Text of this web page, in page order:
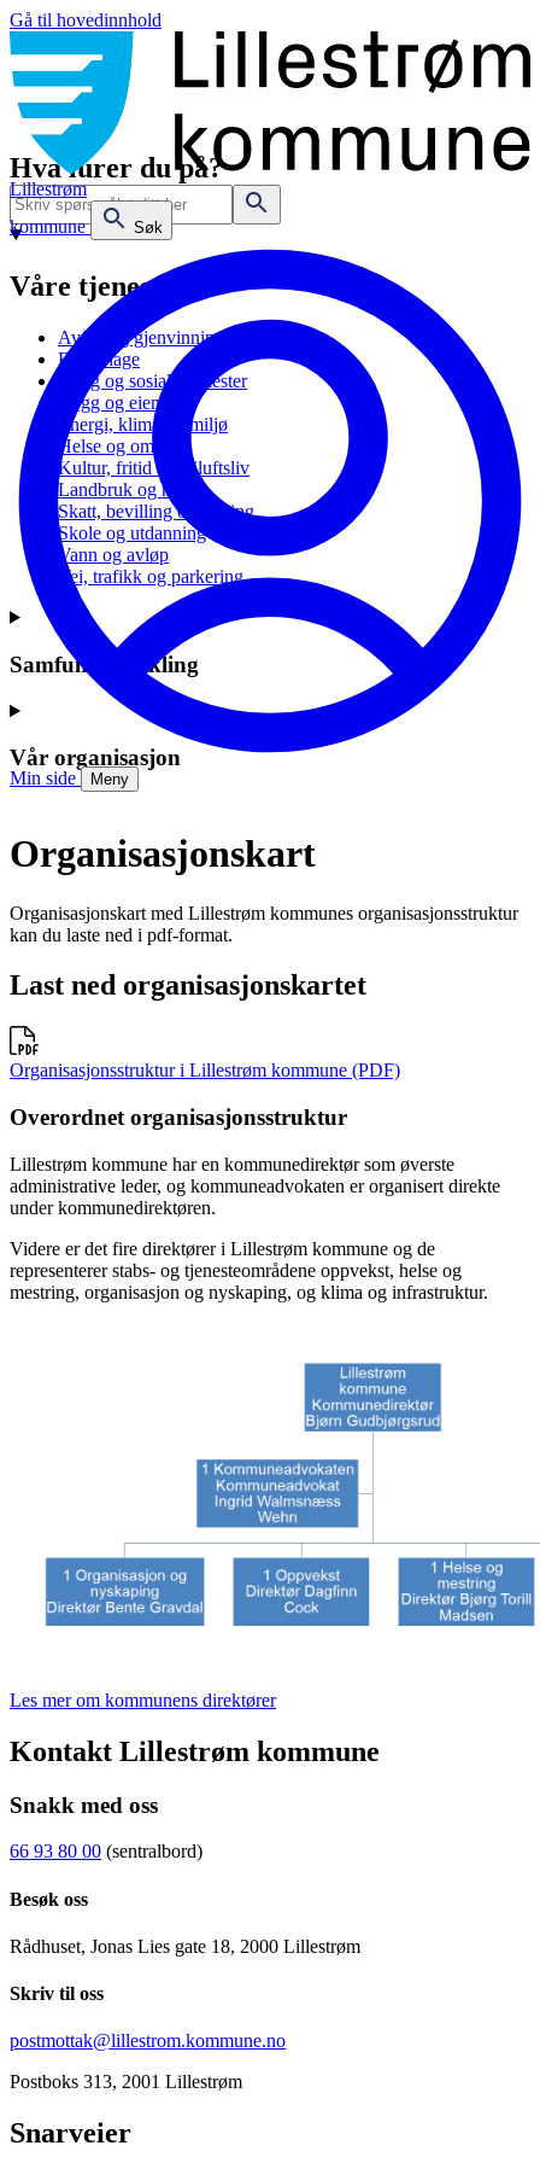
Gå til hovedinnhold
Lillestrøm
kommune
Søk
Min side Meny
Hva lurer du på?
Våre tjenester
Avfall og gjenvinning
Barnehage
Bolig og sosiale tjenester
Bygg og eiendom
Energi, klima og miljø
Helse og omsorg
Kultur, fritid og friluftsliv
Landbruk og natur
Skatt, bevilling og næring
Skole og utdanning
Vann og avløp
Vei, trafikk og parkering
Samfunnsutvikling
Vår organisasjon
Organisasjonskart
Organisasjonskart med Lillestrøm kommunes organisasjonsstruktur
kan du laste ned i pdf-format.
Last ned organisasjonskartet
Organisasjonsstruktur i Lillestrøm kommune (PDF)
Overordnet organisasjonsstruktur
Lillestrøm kommune har en kommunedirektør som øverste
administrative leder, og kommuneadvokaten er organisert direkte
under kommunedirektøren.
Videre er det fire direktører i Lillestrøm kommune og de
representerer stabs- og tjenesteområdene oppvekst, helse og
mestring, organisasjon og nyskaping, og klima og infrastruktur.
Les mer om kommunens direktører
Kontakt Lillestrøm kommune
Snakk med oss
66 93 80 00 (sentralbord)
Besøk oss
Rådhuset, Jonas Lies gate 18, 2000 Lillestrøm
Skriv til oss
postmottak@lillestrom.kommune.no
Postboks 313, 2001 Lillestrøm
Snarveier